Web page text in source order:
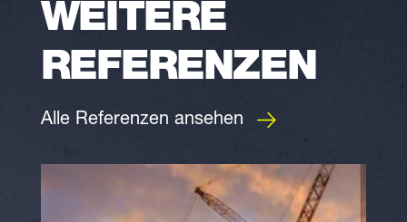
WEITERE
REFERENZEN
Alle Referenzen ansehen